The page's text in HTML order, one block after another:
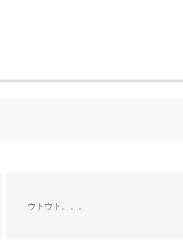
ウトウト。。。